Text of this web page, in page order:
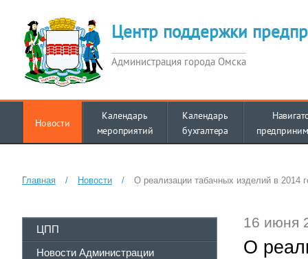
Центр поддержки
Администрация города Омска
Новости
Календарь
мероприятий
Календарь
бухгалтера
Главная / Новости / О реализации табачных изделий в 2014
ЦПП
Новости Администрации
16 июня
О